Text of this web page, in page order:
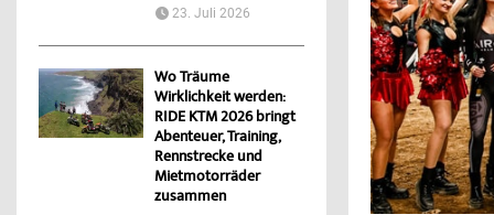
23. Juli 2026
Wo Träume
Wirklichkeit werden:
RIDE KTM 2026 bringt
Abenteuer, Training,
Rennstrecke und
Mietmotorräder
zusammen